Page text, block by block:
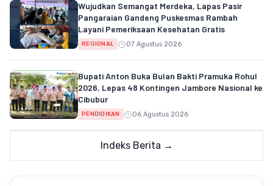
Wujudkan Semangat Merdeka, Lapas Pasir
Pangaraian Gandeng Puskesmas Rambah
Layani Pemeriksaan Kesehatan Gratis
REGIONAL 07 Agustus 2026
Bupati Anton Buka Bulan Bakti Pramuka Rohul
2026, Lepas 48 Kontingen Jambore Nasional ke
Cibubur
PENDIDIKAN 06 Agustus 2026
Indeks Berita →